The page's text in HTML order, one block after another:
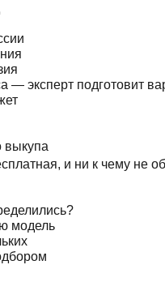
— эксперт подготовит
выкупа
и ни к чему не
модель